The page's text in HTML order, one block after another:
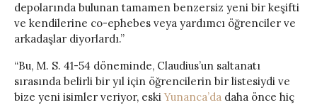
depolarında bulunan tamamen benzersiz yeni bir keşifti
ve kendilerine co-ephebes veya yardımcı öğrenciler ve
arkadaşlar diyorlardı.”
“Bu, M. S. 41-54 döneminde, Claudius’un saltanatı
sırasında belirli bir yıl için öğrencilerin bir listesiydi ve
bize yeni isimler veriyor, eskiYunanca’da daha önce hiç